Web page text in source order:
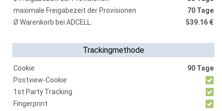
maximale Freigabezeit der Provisionen
70 Tage
Ø Warenkorb bei ADCELL:
539.16 €
Trackingmethode
Cookie
90 Tage
Postview-Cookie
1st Party Tracking
Fingerprint